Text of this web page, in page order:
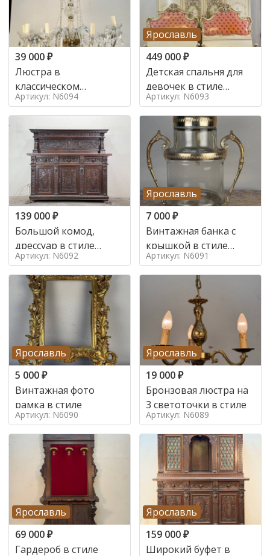
39 000₽
Люстра в
классическом
итальянском стиле на
10 ламп. в стиле
Артикул: N6094
Ярославль
449 000₽
Детская спальня для
девочек в стиле
итальянского барокко
в стиле
Артикул: N6093
139 000₽
Большой комод,
дрессуар в стиле
ренессанс,
Артикул: N6092
Ярославль
7 000₽
Винтажная банка с
крышкой в стиле
Италия,
Артикул: N6091
Ярославль
5 000₽
Винтажная фото
рамка в стиле
Артикул: N6090
Ярославль
19 000₽
Бронзовая люстра на
3 светоточки в стиле
Артикул: N6089
Ярославль
69 000₽
Гардероб в стиле
Ярославль
159 000₽
Широкий буфет в